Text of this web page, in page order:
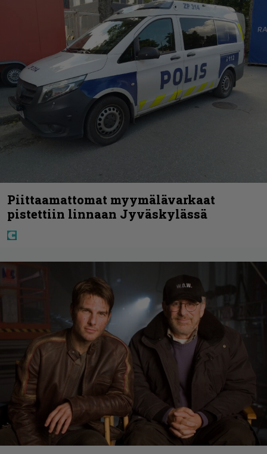
Piittaamattomat myymälävarkaat
pistettiin linnaan Jyväskylässä